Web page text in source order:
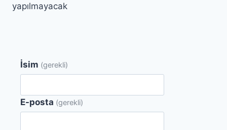
yapılmayacak
İsim (gerekli)
E-posta (gerekli)